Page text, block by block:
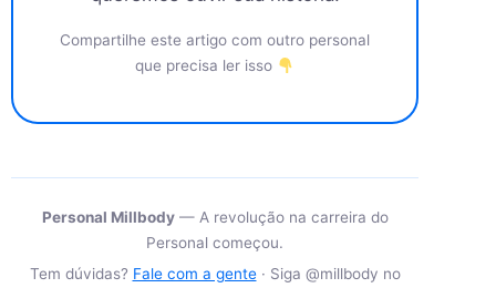
Compartilhe este artigo com outro personal
que precisa ler isso
Personal Millbody— A revolução na carreira do
Personal começou.
Tem dúvidas? Fale com a gente· Siga @millbody no